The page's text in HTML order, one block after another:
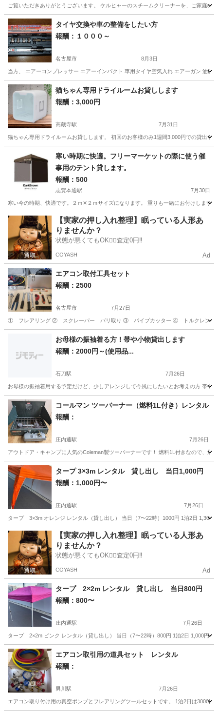
ご覧いただきありがとうございます。 ケルヒャーのスチームクリーナーを、ご家庭
愛知 名古屋市 鳴子北駅 貸したい スチームクリーナー
タイヤ交換や車の整備をしたい方
報酬：１０００～
名古屋市 8月3日
当方、 エアーコンプレッサー エアーインパクト 車用タイヤ空気入れ エアーガン
愛知 名古屋市 貸したい タイヤ交換
猫ちゃん専用ドライルームお貸しします
報酬：3,000円
高蔵寺駅 7月31日
猫ちゃん専用ドライルームお貸しします。 初回のお客様のみ1週間3,000円での貸出
高蔵寺駅 貸したい
寒い時期に快適。フリーマーケットの際に使う催
事用のテント貸します。
報酬：500
志賀本通駅 7月30日
寒い今の時期、快適です。２ｍ✕２ｍサイズになります。 重りも一緒にお付けします
愛知 名古屋市 志賀本通駅 貸したい テント
【実家の押し入れ整理】眠っている人形あ
りませんか？
状態が悪くてもOK🙆‍♀️査定0円‼️
COYASH Ad
エアコン取付工具セット
報酬：2500
名古屋市 7月27日
① フレアリング ② スクレーパー バリ取り ③ パイプカッター ④ トルクレ
貸したい 工具
お母様の振袖着る方！帯や小物貸出します
報酬：2000円～(使用品...
石刀駅 7月26日
お母様の振袖着用する予定だけど、少しアレンジして今風にしたいとお考えの方 帯
愛知 一宮市
コールマン ツーバーナー（燃料1L付き）レンタル
報酬：
庄内通駅 7月26日
アウトドア・キャンプに人気のColeman製ツーバーナーです！ 燃料1L付きなので、
愛知 名古屋市 庄内通駅 貸したい
タープ 3×3m レンタル 貸し出し 当日1,000円
報酬：1,000円〜
庄内通駅 7月26日
タープ 3×3m オレンジ レンタル（貸し出し） 当日（7〜22時）1000円 1泊2日 1,300
愛知 名古屋市 庄内通駅 貸したい ペグ
【実家の押し入れ整理】眠っている人形あ
りませんか？
状態が悪くてもOK🙆‍♀️査定0円‼️
COYASH Ad
タープ 2×2m レンタル 貸し出し 当日800円
報酬：800〜
庄内通駅 7月26日
タープ 2×2m ピンク レンタル（貸し出し） 当日（7〜22時）800円 1泊2日 1,000円
愛知 名古屋市 庄内通駅 貸したい ペグ
エアコン取引用の道具セット レンタル
報酬：
男川駅 7月26日
エアコン取り付け用の真空ポンプとフレアリングツールセットです。 1泊2日は3000